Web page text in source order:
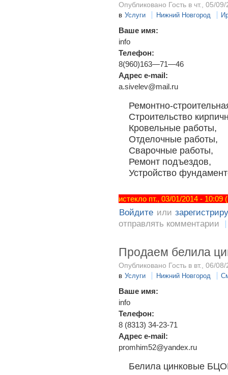
Опубликовано Гость в чт., 05/
в Услуги Нижний Новгород
Ваше имя:
info
Телефон:
8(960)163—71—46
Адрес e-mail:
a.sivelev@mail.ru
Ремонтно-
Строительство
Кровельные работы,
Отделочные работы,
Сварочные работы,
Ремонт подъездов,
Устройство
истекло пт., 03/01/2014 -
Войдите или
отправлять комментарии
Продаем белила
Опубликовано Гость в вт., 06/
в Услуги Нижний Новгород
Ваше имя:
info
Телефон:
8 (8313) 34-23-71
Адрес e-mail:
promhim52@yandex.ru
Белила цинковые